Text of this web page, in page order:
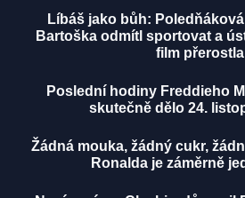
Líbáš jako bůh:
Bartoška odmítl sportovat a
film přerostla
Poslední hodiny Freddieho
skutečně dělo 24.
Žádná mouka, žádný cukr,
Ronalda je záměrně